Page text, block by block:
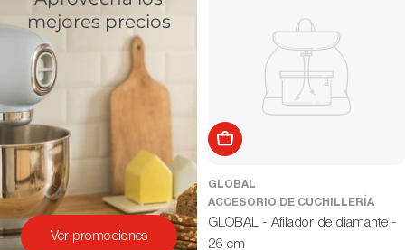
ó
mejores precios
Ver promociones
Añadir al carrito
GLOBAL
ACCESORIO DE CUCHILLERÍA
GLOBAL - Afilador de diamante -
26 cm